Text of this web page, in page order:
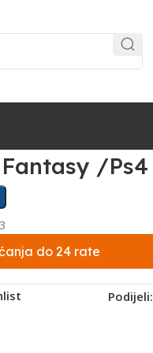
/Ps4
do 24 rate
Podijeli: